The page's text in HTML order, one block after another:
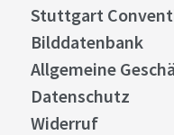
Stuttgart
Bilddatenbank
Allgemeine
Datenschutz
Widerruf